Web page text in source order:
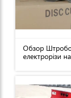
Обзор
електрорізи